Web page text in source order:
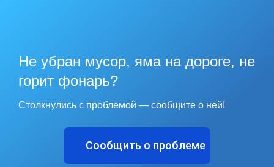
Не убран мусор, яма на дороге, не
горит фонарь?
Столкнулись с проблемой — сообщите о ней!
Сообщить о проблеме